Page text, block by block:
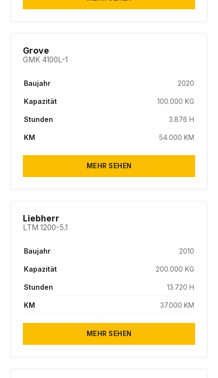
Grove
GMK 4100L-1
Baujahr 2020
Kapazität 100.000 KG
Stunden 3.876 H
KM 54.000 KM
MEHR SEHEN
Liebherr
LTM 1200-5.1
Baujahr 2010
Kapazität 200.000 KG
Stunden 13.720 H
KM 37.000 KM
MEHR SEHEN